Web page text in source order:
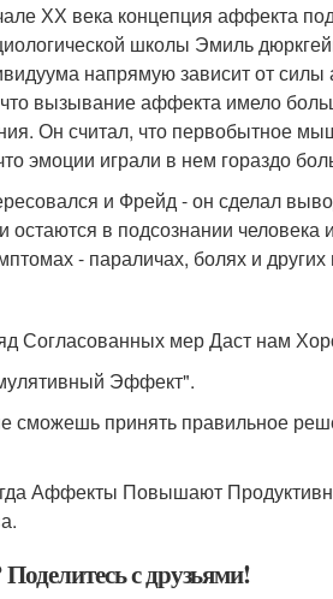
ХХ века концепция аффекта
школы Эмиль
напрямую зависит от
вызывание аффекта имело
Он считал, что первобытное
эмоции играли в нем гораздо
и Фрейд - он сделал
остаются в подсознании
- параличах, болях и
Согласованных мер Даст нам
Эффект".
сможешь принять правильное
Аффекты Повышают
с друзьями!